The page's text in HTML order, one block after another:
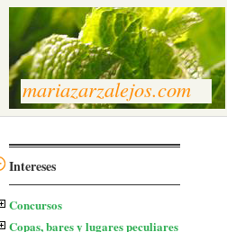
mariazarzalejos.com
Intereses
Concursos
Copas, bares y lugares peculiares